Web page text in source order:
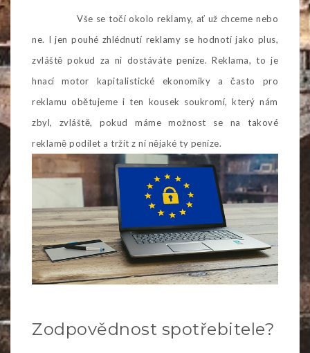
Vše se točí okolo reklamy, ať už chceme nebo
ne. I jen pouhé zhlédnutí reklamy se hodnotí jako plus,
zvláště pokud za ni dostáváte peníze. Reklama, to je
hnací motor kapitalistické ekonomiky a často pro
reklamu obětujeme i ten kousek soukromí, který nám
zbyl, zvláště, pokud máme možnost se na takové
reklamě podílet a tržit z ní nějaké ty peníze.
Zodpovědnost spotřebitele?